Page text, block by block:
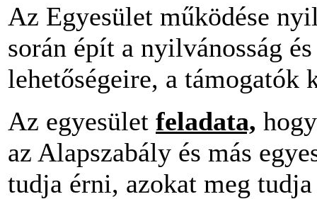
Az Egyesület működése
során épít a nyilvánosság
lehetőségeire, a támogatók
Az egyesület feladata,
az Alapszabály és más
tudja érni, azokat meg